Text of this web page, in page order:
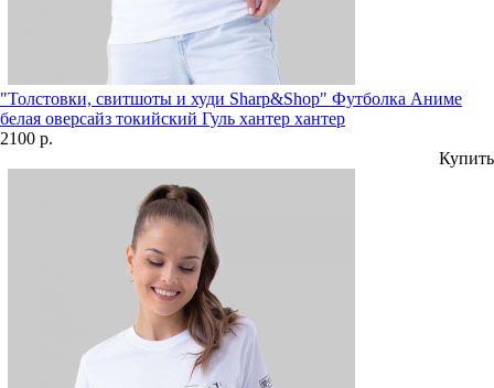
"Толстовки, свитшоты и худи Sharp&Shop" Футболка Аниме
белая оверсайз токийский Гуль хантер хантер
2100 р.
Купить